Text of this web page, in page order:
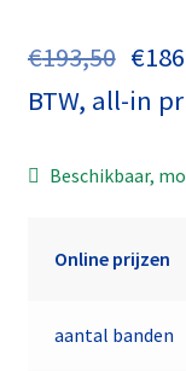
€193,50 €
BTW, all-in
Beschikbaar,
Online prijzen
aantal banden